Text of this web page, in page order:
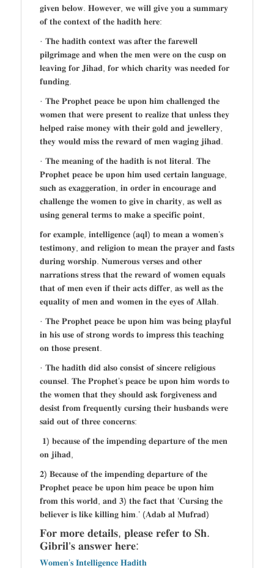
𝐠𝐢𝐯𝐞𝐧 𝐛𝐞𝐥𝐨𝐰. 𝐇𝐨𝐰𝐞𝐯𝐞𝐫, 𝐰𝐞 𝐰𝐢𝐥𝐥 𝐠𝐢𝐯𝐞 𝐲𝐨𝐮 𝐚 𝐬𝐮𝐦𝐦𝐚𝐫𝐲
𝐨𝐟 𝐭𝐡𝐞 𝐜𝐨𝐧𝐭𝐞𝐱𝐭 𝐨𝐟 𝐭𝐡𝐞 𝐡𝐚𝐝𝐢𝐭𝐡 𝐡𝐞𝐫𝐞:
· 𝐓𝐡𝐞 𝐡𝐚𝐝𝐢𝐭𝐡 𝐜𝐨𝐧𝐭𝐞𝐱𝐭 𝐰𝐚𝐬 𝐚𝐟𝐭𝐞𝐫 𝐭𝐡𝐞 𝐟𝐚𝐫𝐞𝐰𝐞𝐥𝐥
𝐩𝐢𝐥𝐠𝐫𝐢𝐦𝐚𝐠𝐞 𝐚𝐧𝐝 𝐰𝐡𝐞𝐧 𝐭𝐡𝐞 𝐦𝐞𝐧 𝐰𝐞𝐫𝐞 𝐨𝐧 𝐭𝐡𝐞 𝐜𝐮𝐬𝐩 𝐨𝐧
𝐥𝐞𝐚𝐯𝐢𝐧𝐠 𝐟𝐨𝐫 𝐉𝐢𝐡𝐚𝐝, 𝐟𝐨𝐫 𝐰𝐡𝐢𝐜𝐡 𝐜𝐡𝐚𝐫𝐢𝐭𝐲 𝐰𝐚𝐬 𝐧𝐞𝐞𝐝𝐞𝐝 𝐟𝐨𝐫
𝐟𝐮𝐧𝐝𝐢𝐧𝐠.
· 𝐓𝐡𝐞 𝐏𝐫𝐨𝐩𝐡𝐞𝐭 𝐩𝐞𝐚𝐜𝐞 𝐛𝐞 𝐮𝐩𝐨𝐧 𝐡𝐢𝐦 𝐜𝐡𝐚𝐥𝐥𝐞𝐧𝐠𝐞𝐝 𝐭𝐡𝐞
𝐰𝐨𝐦𝐞𝐧 𝐭𝐡𝐚𝐭 𝐰𝐞𝐫𝐞 𝐩𝐫𝐞𝐬𝐞𝐧𝐭 𝐭𝐨 𝐫𝐞𝐚𝐥𝐢𝐳𝐞 𝐭𝐡𝐚𝐭 𝐮𝐧𝐥𝐞𝐬𝐬 𝐭𝐡𝐞𝐲
𝐡𝐞𝐥𝐩𝐞𝐝 𝐫𝐚𝐢𝐬𝐞 𝐦𝐨𝐧𝐞𝐲 𝐰𝐢𝐭𝐡 𝐭𝐡𝐞𝐢𝐫 𝐠𝐨𝐥𝐝 𝐚𝐧𝐝 𝐣𝐞𝐰𝐞𝐥𝐥𝐞𝐫𝐲,
𝐭𝐡𝐞𝐲 𝐰𝐨𝐮𝐥𝐝 𝐦𝐢𝐬𝐬 𝐭𝐡𝐞 𝐫𝐞𝐰𝐚𝐫𝐝 𝐨𝐟 𝐦𝐞𝐧 𝐰𝐚𝐠𝐢𝐧𝐠 𝐣𝐢𝐡𝐚𝐝.
· 𝐓𝐡𝐞 𝐦𝐞𝐚𝐧𝐢𝐧𝐠 𝐨𝐟 𝐭𝐡𝐞 𝐡𝐚𝐝𝐢𝐭𝐡 𝐢𝐬 𝐧𝐨𝐭 𝐥𝐢𝐭𝐞𝐫𝐚𝐥. 𝐓𝐡𝐞
𝐏𝐫𝐨𝐩𝐡𝐞𝐭 𝐩𝐞𝐚𝐜𝐞 𝐛𝐞 𝐮𝐩𝐨𝐧 𝐡𝐢𝐦 𝐮𝐬𝐞𝐝 𝐜𝐞𝐫𝐭𝐚𝐢𝐧 𝐥𝐚𝐧𝐠𝐮𝐚𝐠𝐞,
𝐬𝐮𝐜𝐡 𝐚𝐬 𝐞𝐱𝐚𝐠𝐠𝐞𝐫𝐚𝐭𝐢𝐨𝐧, 𝐢𝐧 𝐨𝐫𝐝𝐞𝐫 𝐢𝐧 𝐞𝐧𝐜𝐨𝐮𝐫𝐚𝐠𝐞 𝐚𝐧𝐝
𝐜𝐡𝐚𝐥𝐥𝐞𝐧𝐠𝐞 𝐭𝐡𝐞 𝐰𝐨𝐦𝐞𝐧 𝐭𝐨 𝐠𝐢𝐯𝐞 𝐢𝐧 𝐜𝐡𝐚𝐫𝐢𝐭𝐲, 𝐚𝐬 𝐰𝐞𝐥𝐥 𝐚𝐬
𝐮𝐬𝐢𝐧𝐠 𝐠𝐞𝐧𝐞𝐫𝐚𝐥 𝐭𝐞𝐫𝐦𝐬 𝐭𝐨 𝐦𝐚𝐤𝐞 𝐚 𝐬𝐩𝐞𝐜𝐢𝐟𝐢𝐜 𝐩𝐨𝐢𝐧𝐭,
𝐟𝐨𝐫 𝐞𝐱𝐚𝐦𝐩𝐥𝐞, 𝐢𝐧𝐭𝐞𝐥𝐥𝐢𝐠𝐞𝐧𝐜𝐞 (𝐚𝐪𝐥) 𝐭𝐨 𝐦𝐞𝐚𝐧 𝐚 𝐰𝐨𝐦𝐞𝐧’𝐬
𝐭𝐞𝐬𝐭𝐢𝐦𝐨𝐧𝐲, 𝐚𝐧𝐝 𝐫𝐞𝐥𝐢𝐠𝐢𝐨𝐧 𝐭𝐨 𝐦𝐞𝐚𝐧 𝐭𝐡𝐞 𝐩𝐫𝐚𝐲𝐞𝐫 𝐚𝐧𝐝 𝐟𝐚𝐬𝐭𝐬
𝐝𝐮𝐫𝐢𝐧𝐠 𝐰𝐨𝐫𝐬𝐡𝐢𝐩. 𝐍𝐮𝐦𝐞𝐫𝐨𝐮𝐬 𝐯𝐞𝐫𝐬𝐞𝐬 𝐚𝐧𝐝 𝐨𝐭𝐡𝐞𝐫
𝐧𝐚𝐫𝐫𝐚𝐭𝐢𝐨𝐧𝐬 𝐬𝐭𝐫𝐞𝐬𝐬 𝐭𝐡𝐚𝐭 𝐭𝐡𝐞 𝐫𝐞𝐰𝐚𝐫𝐝 𝐨𝐟 𝐰𝐨𝐦𝐞𝐧 𝐞𝐪𝐮𝐚𝐥𝐬
𝐭𝐡𝐚𝐭 𝐨𝐟 𝐦𝐞𝐧 𝐞𝐯𝐞𝐧 𝐢𝐟 𝐭𝐡𝐞𝐢𝐫 𝐚𝐜𝐭𝐬 𝐝𝐢𝐟𝐟𝐞𝐫, 𝐚𝐬 𝐰𝐞𝐥𝐥 𝐚𝐬 𝐭𝐡𝐞
𝐞𝐪𝐮𝐚𝐥𝐢𝐭𝐲 𝐨𝐟 𝐦𝐞𝐧 𝐚𝐧𝐝 𝐰𝐨𝐦𝐞𝐧 𝐢𝐧 𝐭𝐡𝐞 𝐞𝐲𝐞𝐬 𝐨𝐟 𝐀𝐥𝐥𝐚𝐡.
· 𝐓𝐡𝐞 𝐏𝐫𝐨𝐩𝐡𝐞𝐭 𝐩𝐞𝐚𝐜𝐞 𝐛𝐞 𝐮𝐩𝐨𝐧 𝐡𝐢𝐦 𝐰𝐚𝐬 𝐛𝐞𝐢𝐧𝐠 𝐩𝐥𝐚𝐲𝐟𝐮𝐥
𝐢𝐧 𝐡𝐢𝐬 𝐮𝐬𝐞 𝐨𝐟 𝐬𝐭𝐫𝐨𝐧𝐠 𝐰𝐨𝐫𝐝𝐬 𝐭𝐨 𝐢𝐦𝐩𝐫𝐞𝐬𝐬 𝐭𝐡𝐢𝐬 𝐭𝐞𝐚𝐜𝐡𝐢𝐧𝐠
𝐨𝐧 𝐭𝐡𝐨𝐬𝐞 𝐩𝐫𝐞𝐬𝐞𝐧𝐭.
· 𝐓𝐡𝐞 𝐡𝐚𝐝𝐢𝐭𝐡 𝐝𝐢𝐝 𝐚𝐥𝐬𝐨 𝐜𝐨𝐧𝐬𝐢𝐬𝐭 𝐨𝐟 𝐬𝐢𝐧𝐜𝐞𝐫𝐞 𝐫𝐞𝐥𝐢𝐠𝐢𝐨𝐮𝐬
𝐜𝐨𝐮𝐧𝐬𝐞𝐥. 𝐓𝐡𝐞 𝐏𝐫𝐨𝐩𝐡𝐞𝐭’𝐬 𝐩𝐞𝐚𝐜𝐞 𝐛𝐞 𝐮𝐩𝐨𝐧 𝐡𝐢𝐦 𝐰𝐨𝐫𝐝𝐬 𝐭𝐨
𝐭𝐡𝐞 𝐰𝐨𝐦𝐞𝐧 𝐭𝐡𝐚𝐭 𝐭𝐡𝐞𝐲 𝐬𝐡𝐨𝐮𝐥𝐝 𝐚𝐬𝐤 𝐟𝐨𝐫𝐠𝐢𝐯𝐞𝐧𝐞𝐬𝐬 𝐚𝐧𝐝
𝐝𝐞𝐬𝐢𝐬𝐭 𝐟𝐫𝐨𝐦 𝐟𝐫𝐞𝐪𝐮𝐞𝐧𝐭𝐥𝐲 𝐜𝐮𝐫𝐬𝐢𝐧𝐠 𝐭𝐡𝐞𝐢𝐫 𝐡𝐮𝐬𝐛𝐚𝐧𝐝𝐬 𝐰𝐞𝐫𝐞
𝐬𝐚𝐢𝐝 𝐨𝐮𝐭 𝐨𝐟 𝐭𝐡𝐫𝐞𝐞 𝐜𝐨𝐧𝐜𝐞𝐫𝐧𝐬:
𝟏) 𝐛𝐞𝐜𝐚𝐮𝐬𝐞 𝐨𝐟 𝐭𝐡𝐞 𝐢𝐦𝐩𝐞𝐧𝐝𝐢𝐧𝐠 𝐝𝐞𝐩𝐚𝐫𝐭𝐮𝐫𝐞 𝐨𝐟 𝐭𝐡𝐞 𝐦𝐞𝐧
𝐨𝐧 𝐣𝐢𝐡𝐚𝐝,
𝟐) 𝐁𝐞𝐜𝐚𝐮𝐬𝐞 𝐨𝐟 𝐭𝐡𝐞 𝐢𝐦𝐩𝐞𝐧𝐝𝐢𝐧𝐠 𝐝𝐞𝐩𝐚𝐫𝐭𝐮𝐫𝐞 𝐨𝐟 𝐭𝐡𝐞
𝐏𝐫𝐨𝐩𝐡𝐞𝐭 𝐩𝐞𝐚𝐜𝐞 𝐛𝐞 𝐮𝐩𝐨𝐧 𝐡𝐢𝐦 𝐩𝐞𝐚𝐜𝐞 𝐛𝐞 𝐮𝐩𝐨𝐧 𝐡𝐢𝐦
𝐟𝐫𝐨𝐦 𝐭𝐡𝐢𝐬 𝐰𝐨𝐫𝐥𝐝, 𝐚𝐧𝐝 𝟑) 𝐭𝐡𝐞 𝐟𝐚𝐜𝐭 𝐭𝐡𝐚𝐭 ‘𝐂𝐮𝐫𝐬𝐢𝐧𝐠 𝐭𝐡𝐞
𝐛𝐞𝐥𝐢𝐞𝐯𝐞𝐫 𝐢𝐬 𝐥𝐢𝐤𝐞 𝐤𝐢𝐥𝐥𝐢𝐧𝐠 𝐡𝐢𝐦.’ (𝐀𝐝𝐚𝐛 𝐚𝐥 𝐌𝐮𝐟𝐫𝐚𝐝)
𝐅𝐨𝐫 𝐦𝐨𝐫𝐞 𝐝𝐞𝐭𝐚𝐢𝐥𝐬, 𝐩𝐥𝐞𝐚𝐬𝐞 𝐫𝐞𝐟𝐞𝐫 𝐭𝐨 𝐒𝐡.
𝐆𝐢𝐛𝐫𝐢𝐥’𝐬 𝐚𝐧𝐬𝐰𝐞𝐫 𝐡𝐞𝐫𝐞:
𝐖𝐨𝐦𝐞𝐧’𝐬 𝐈𝐧𝐭𝐞𝐥𝐥𝐢𝐠𝐞𝐧𝐜𝐞 𝐇𝐚𝐝𝐢𝐭𝐡